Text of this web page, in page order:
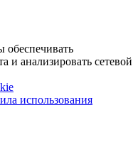
и анализировать сетевой
использования